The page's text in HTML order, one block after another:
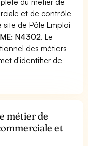
et de contrôle
de Pôle Emploi
N4302. Le
des métiers
d'identifier de
métier de
et